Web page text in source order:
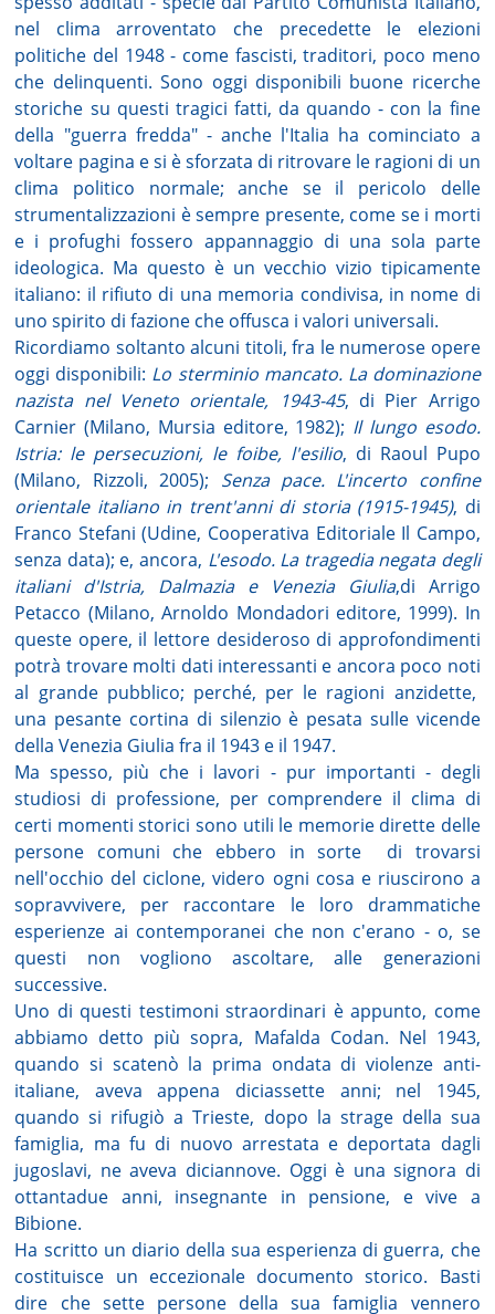
nel clima arroventato che precedette le elezioni
politiche del 1948 - come fascisti, traditori, poco meno
che delinquenti. Sono oggi disponibili buone ricerche
storiche su questi tragici fatti, da quando - con la fine
della "guerra fredda" - anche l'Italia ha cominciato a
voltare pagina e si è sforzata di ritrovare le ragioni di un
clima politico normale; anche se il pericolo delle
strumentalizzazioni è sempre presente, come se i morti
e i profughi fossero appannaggio di una sola parte
ideologica. Ma questo è un vecchio vizio tipicamente
italiano: il rifiuto di una memoria condivisa, in nome di
uno spirito di fazione che offusca i valori universali.
Ricordiamo soltanto alcuni titoli, fra le numerose opere
oggi disponibili: Lo sterminio mancato. La dominazione
nazista nel Veneto orientale, 1943-45, di Pier Arrigo
Carnier (Milano, Mursia editore, 1982); Il lungo esodo.
Istria: le persecuzioni, le foibe, l'esilio, di Raoul Pupo
(Milano, Rizzoli, 2005); Senza pace. L'incerto confine
orientale italiano in trent'anni di storia (1915-1945), di
Franco Stefani (Udine, Cooperativa Editoriale Il Campo,
senza data); e, ancora, L'esodo. La tragedia negata degli
italiani d'Istria, Dalmazia e Venezia Giulia,di Arrigo
Petacco (Milano, Arnoldo Mondadori editore, 1999). In
queste opere, il lettore desideroso di approfondimenti
potrà trovare molti dati interessanti e ancora poco noti
al grande pubblico; perché, per le ragioni anzidette,
una pesante cortina di silenzio è pesata sulle vicende
della Venezia Giulia fra il 1943 e il 1947.
Ma spesso, più che i lavori - pur importanti - degli
studiosi di professione, per comprendere il clima di
certi momenti storici sono utili le memorie dirette delle
persone comuni che ebbero in sorte
di trovarsi
nell'occhio del ciclone, videro ogni cosa e riuscirono a
sopravvivere, per raccontare le loro drammatiche
esperienze ai contemporanei che non c'erano - o, se
questi non vogliono ascoltare, alle generazioni
successive.
Uno di questi testimoni straordinari è appunto, come
abbiamo detto più sopra, Mafalda Codan. Nel 1943,
quando si scatenò la prima ondata di violenze anti-
italiane, aveva appena diciassette anni; nel 1945,
quando si rifugiò a Trieste, dopo la strage della sua
famiglia, ma fu di nuovo arrestata e deportata dagli
jugoslavi, ne aveva diciannove. Oggi è una signora di
ottantadue anni, insegnante in pensione, e vive a
Bibione.
Ha scritto un diario della sua esperienza di guerra, che
costituisce un eccezionale documento storico. Basti
dire che sette persone della sua famiglia vennero